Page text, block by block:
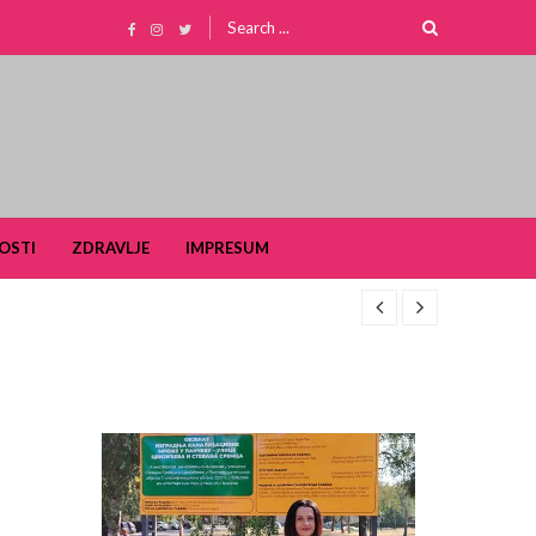
Search
ZDRAVLJE IMPRESUM